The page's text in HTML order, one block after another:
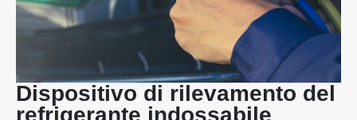
Dispositivo di rilevamento del
refrigerante indossabile